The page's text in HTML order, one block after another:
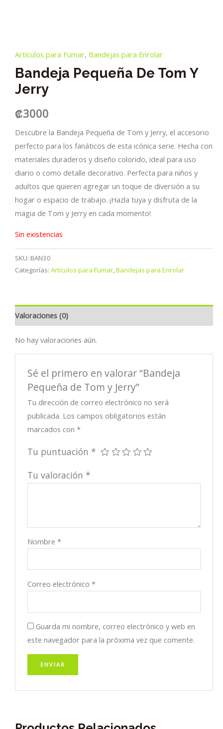
Artículos para Fumar, Bandejas para Enrolar
Bandeja Pequeña De Tom Y
Jerry
₡3000
Descubre la Bandeja Pequeña de Tom y Jerry, el accesorio
perfecto para los fanáticos de esta icónica serie. Hecha con
materiales duraderos y diseño colorido, ideal para uso
diario o como detalle decorativo. Perfecta para niños y
adultos que quieren agregar un toque de diversión a su
hogar o espacio de trabajo. ¡Hazla tuya y disfruta de la
magia de Tom y Jerry en cada momento!
Sin existencias
SKU: BAN30
Categorías: Artículos para Fumar,Bandejas para Enrolar
Valoraciones (0)
No hay valoraciones aún.
Sé el primero en valorar “Bandeja
Pequeña de Tom y Jerry”
Tu dirección de correo electrónico no será
publicada. Los campos obligatorios están
marcados con*
Tu puntuación *
Tu valoración *
Nombre*
Correo electrónico*
Guarda mi nombre, correo electrónico y web en
este navegador para la próxima vez que comente.